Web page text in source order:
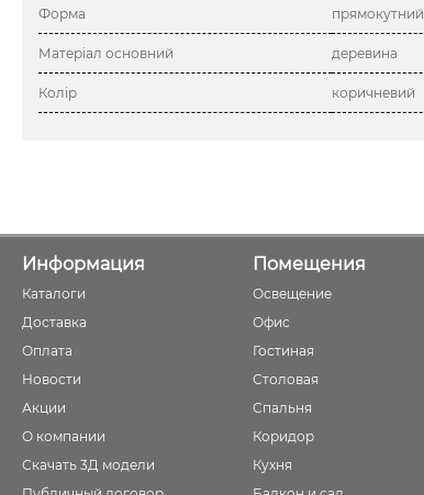
Форма прямокутний
Матеріал основний деревина
Колір коричневий
Информация
Каталоги
Доставка
Оплата
Новости
Акции
О компании
Скачать 3Д модели
Помещения
Освещение
Офис
Гостиная
Столовая
Спальня
Коридор
Кухня